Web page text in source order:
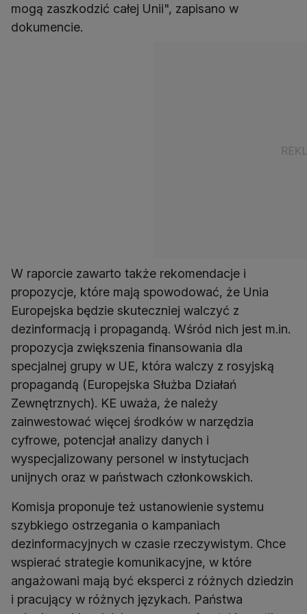
mogą zaszkodzić całej Unii", zapisano w
dokumencie.
W raporcie zawarto także rekomendacje i
propozycje, które mają spowodować, że Unia
Europejska będzie skuteczniej walczyć z
dezinformacją i propagandą. Wśród nich jest m.in.
propozycja zwiększenia finansowania dla
specjalnej grupy w UE, która walczy z rosyjską
propagandą (Europejska Służba Działań
Zewnętrznych). KE uważa, że należy
zainwestować więcej środków w narzędzia
cyfrowe, potencjał analizy danych i
wyspecjalizowany personel w instytucjach
unijnych oraz w państwach członkowskich.
Komisja proponuje też ustanowienie systemu
szybkiego ostrzegania o kampaniach
dezinformacyjnych w czasie rzeczywistym. Chce
wspierać strategie komunikacyjne, w które
angażowani mają być eksperci z różnych dziedzin
i pracujący w różnych językach. Państwa